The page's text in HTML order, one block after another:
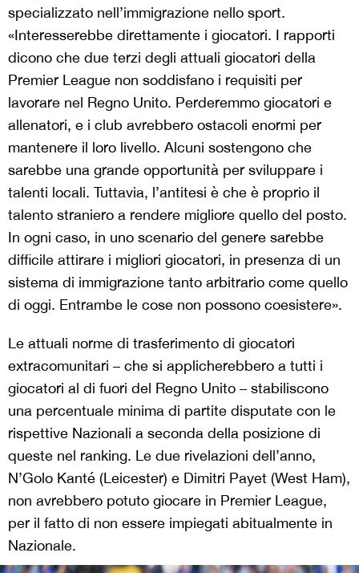
specializzato nell’immigrazione nello sport.
«Interesserebbe direttamente i giocatori. I rapporti
dicono che due terzi degli attuali giocatori della
Premier League non soddisfano i requisiti per
lavorare nel Regno Unito. Perderemmo giocatori e
allenatori, e i club avrebbero ostacoli enormi per
mantenere il loro livello. Alcuni sostengono che
sarebbe una grande opportunità per sviluppare i
talenti locali. Tuttavia, l’antitesi è che è proprio il
talento straniero a rendere migliore quello del posto.
In ogni caso, in uno scenario del genere sarebbe
difficile attirare i migliori giocatori, in presenza di un
sistema di immigrazione tanto arbitrario come quello
di oggi. Entrambe le cose non possono coesistere».
Le attuali norme di trasferimento di giocatori
extracomunitari – che si applicherebbero a tutti i
giocatori al di fuori del Regno Unito – stabiliscono
una percentuale minima di partite disputate con le
rispettive Nazionali a seconda della posizione di
queste nel ranking. Le due rivelazioni dell’anno,
N’Golo Kanté (Leicester) e Dimitri Payet (West Ham),
non avrebbero potuto giocare in Premier League,
per il fatto di non essere impiegati abitualmente in
Nazionale.